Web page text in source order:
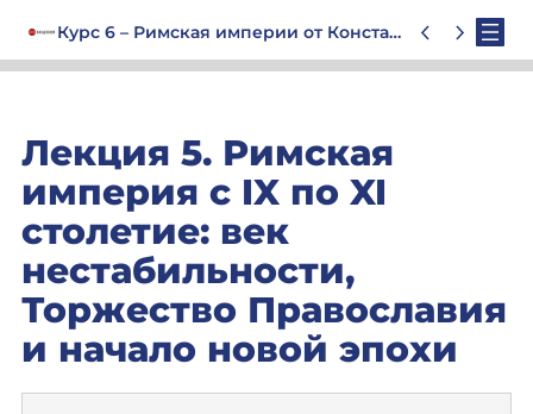
Курс 6 – Римская империи от Константина до Юстиниана. Очерк истории до 1453 года
Лекция 5. Римская
империя с IX по XI
столетие: век
нестабильности,
Торжество Православия
и начало новой эпохи